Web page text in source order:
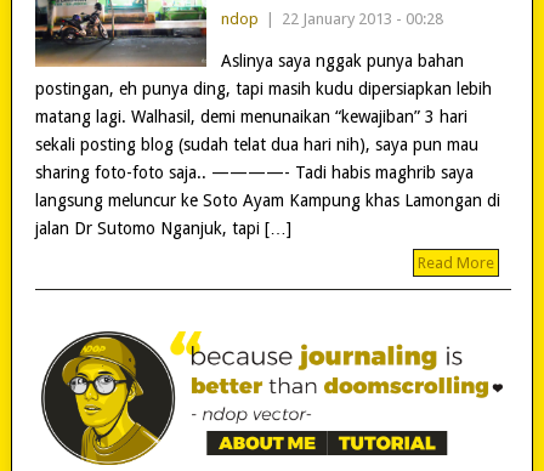
ndop 22 January 2013 - 00:28
Aslinya saya nggak punya bahan
postingan, eh punya ding, tapi masih kudu dipersiapkan lebih
matang lagi. Walhasil, demi menunaikan “kewajiban” 3 hari
sekali posting blog (sudah telat dua hari nih), saya pun mau
sharing foto-foto saja.. ————- Tadi habis maghrib saya
langsung meluncur ke Soto Ayam Kampung khas Lamongan di
jalan Dr Sutomo Nganjuk, tapi […]
Read More